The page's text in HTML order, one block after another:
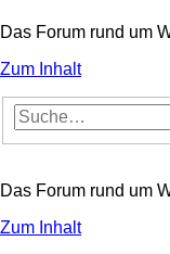
Das Forum rund um
Zum Inhalt
Das Forum rund um
Zum Inhalt